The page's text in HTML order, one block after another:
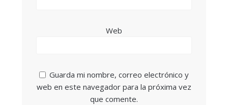
Web
Guarda mi nombre, correo electrónico y
web en este navegador para la próxima vez
que comente.